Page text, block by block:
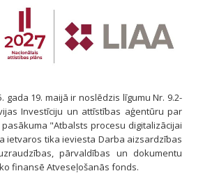
gada 19. maijā ir noslēdzis līgumu Nr. 9.2-
Investīciju un attīstības aģentūru par
"Atbalsts procesu digitalizācijai
ietvaros tika ieviesta Darba aizsardzības
pārvaldības un dokumentu
finansē Atveseļošanās fonds.